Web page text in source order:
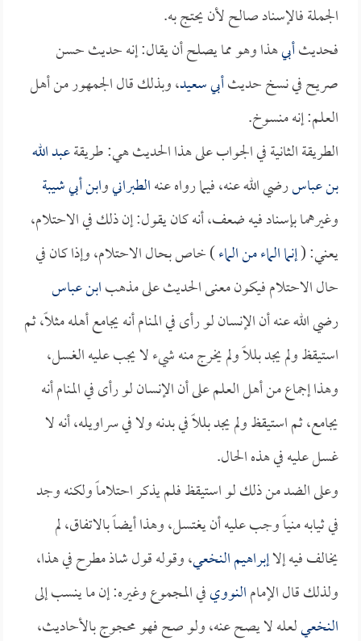
الجملة فالإسناد صالح لأن يحتج به.
فحديثأبيهذا وهو مما يصلح أن يقال: إنه حديث حسن
صريح في نسخ حديثأبي سعيد، وبذلك قال الجمهور من أهل
العلم: إنه منسوخ.
الطريقة الثانية في الجواب على هذا الحديث هي: طريقةعبد الله
بن عباسرضي الله عنه، فيما رواه عنهالطبرانيوابن أبي شيبة
وغيرهما بإسناد فيه ضعف، أنه كان يقول: إن ذلك في الاحتلام،
يعني: (إنما الماء من الماء) خاص بحال الاحتلام، وإذا كان في
حال الاحتلام فيكون معنى الحديث على مذهبابن عباس
رضي الله عنه أن الإنسان لو رأى في المنام أنه يجامع أهله مثلاً، ثم
استيقظ ولم يجد بللاً ولم يخرج منه شيء لا يجب عليه الغسل،
وهذا إجماع من أهل العلم على أن الإنسان لو رأى في المنام أنه
يجامع، ثم استيقظ ولم يجد بللاً في بدنه ولا في سراويله، أنه لا
غسل عليه في هذه الحال.
وعلى الضد من ذلك لو استيقظ فلم يذكر احتلاماً ولكنه وجد
في ثيابه منياً وجب عليه أن يغتسل، وهذا أيضاً بالاتفاق، لم
يخالف فيه إلاإبراهيم النخعي، وقوله قول شاذ مطرح في هذا،
ولذلك قال الإمامالنوويفي المجموع وغيره: إن ما ينسب إلى
النخعيلعله لا يصح عنه، ولو صح فهو محجوج بالأحاديث،